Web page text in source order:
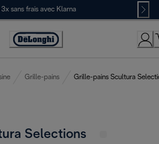
3x sans frais avec Klarna
Déclaration
Grille-pains Grille-pains Scultura
Selections